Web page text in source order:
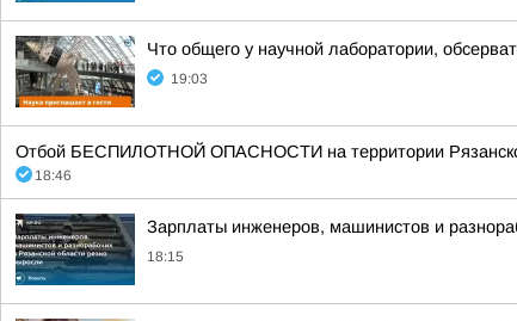
Что общего у научной лаборатории,
19:03
Отбой БЕСПИЛОТНОЙ ОПАСНОСТИ на территории
18:46
Зарплаты инженеров, машинистов и
18:15